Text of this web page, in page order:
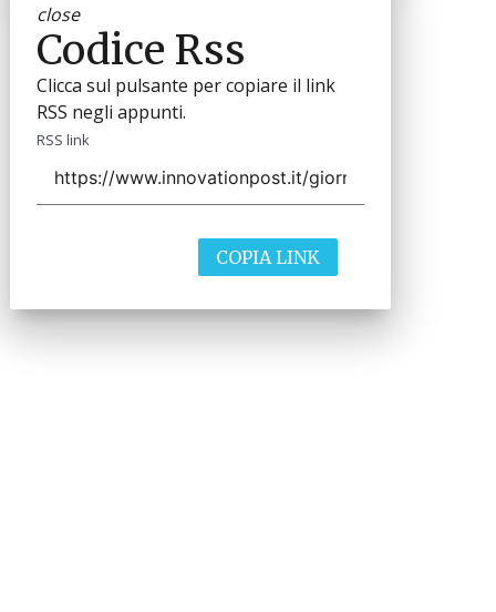
close
Codice Rss
Clicca sul pulsante per copiare il link
RSS negli appunti.
RSS link
COPIA LINK